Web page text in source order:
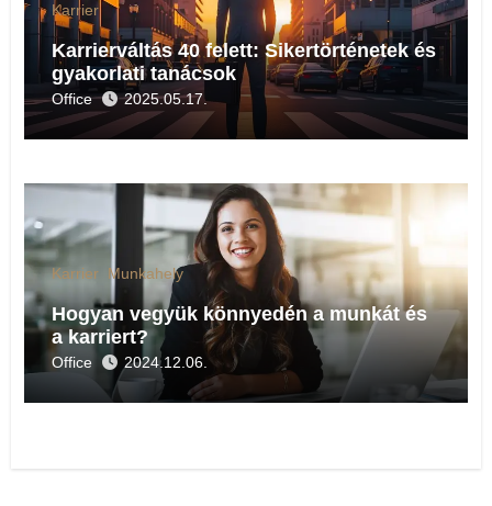
Karrier
Karrierváltás 40 felett: Sikertörténetek és
gyakorlati tanácsok
Office 2025.05.17.
Karrier Munkahely
Hogyan vegyük könnyedén a munkát és
a karriert?
Office 2024.12.06.